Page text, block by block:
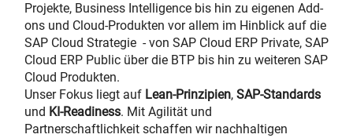
Projekte, Business Intelligence bis hin zu eigenen Add-
ons und Cloud-Produkten vor allem im Hinblick auf die
SAP Cloud Strategie - von SAP Cloud ERP Private, SAP
Cloud ERP Public über die BTP bis hin zu weiteren SAP
Cloud Produkten.
Unser Fokus liegt auf Lean-Prinzipien, SAP-Standards
und KI-Readiness. Mit Agilität und
Partnerschaftlichkeit schaffen wir nachhaltigen